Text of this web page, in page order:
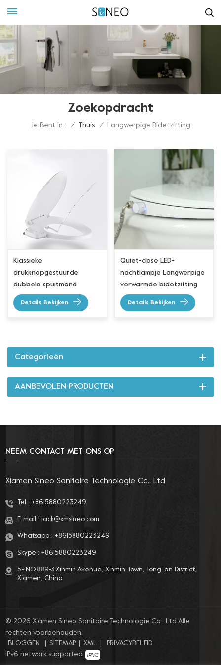
Zoekopdracht
Je Bent In : / Thuis / Langwerpige Bidetzitting
Klassieke
drukknopgestuurde
dubbele spuitmond
Verlengde bidetzitting
Details Bekijken
Quiet-close LED-
nachtlampje Langwerpige
verwarmde bidetzitting
Details Bekijken
Categorieën
AANBEVOLEN PRODUCTEN
NEEM CONTACT MET ONS OP
Xiamen Sineo Sanitaire Technologie Co., Ltd
Tel : +8615880223249
E-mail : jack@xmsineo.com
Whatsapp : +8615880223249
Skype : +8615880223249
5F,NO.889-3,Xinmin Avenue, Xinmin Town, Tong’ an District,
Xiamen, China
© 2026 Xiamen Sineo Sanitaire Technologie Co., Ltd Alle
rechten voorbehouden.
BLOGGEN
SITEMAP XML
PRIVACYBELEID
IPv6 network supported